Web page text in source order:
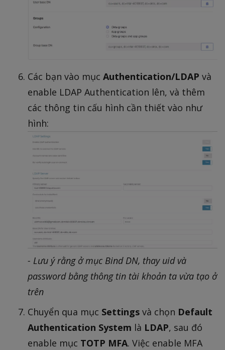
Các bạn vào mục Authentication/LDAP và
enable LDAP Authentication lên, và thêm
các thông tin cấu hình cần thiết vào như
hình:
- Lưu ý rằng ở mục Bind DN, thay uid và
password bằng thông tin tài khoản ta vừa tạo ở
trên
Chuyển qua mục Settings và chọn Default
Authentication System là LDAP, sau đó
enable mục TOTP MFA. Việc enable MFA